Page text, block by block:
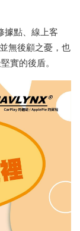
據點、線上客
無後顧之憂，也
實的後盾。